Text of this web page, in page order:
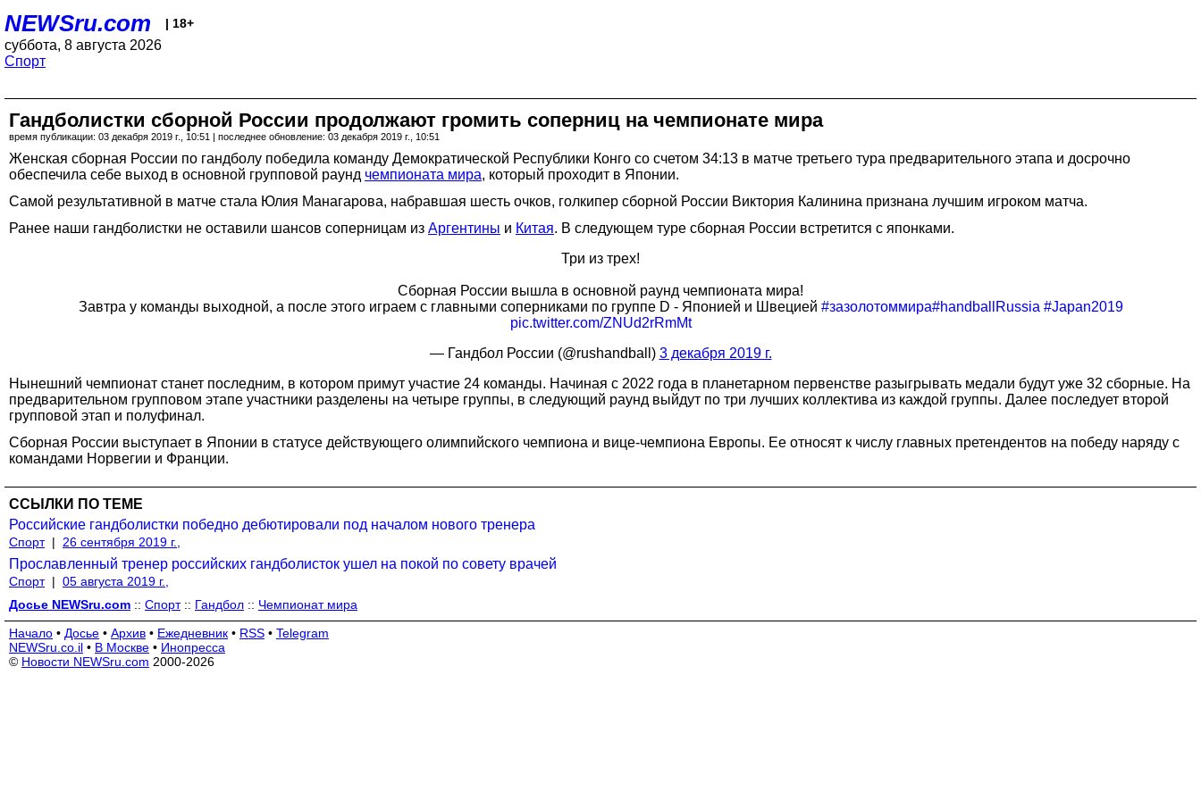
NEWSru.com | 18+
суббота, 8 августа 2026
Спорт
Гандболистки сборной России продолжают громить соперниц на чемпионате мира
время публикации: 03 декабря 2019 г., 10:51 | последнее обновление: 03 декабря 2019 г., 10:51
Женская сборная России по гандболу победила команду Демократической Республики Конго со счетом 34:13 в матче третьего тура предварительного этапа и досрочно
обеспечила себе выход в основной групповой раунд чемпионата мира, который проходит в Японии.
Самой результативной в матче стала Юлия Манагарова, набравшая шесть очков, голкипер сборной России Виктория Калинина признана лучшим игроком матча.
Ранее наши гандболистки не оставили шансов соперницам из Аргентины и Китая. В следующем туре сборная России встретится с японками.
Три из трех!
Сборная России вышла в основной раунд чемпионата мира!
Завтра у команды выходной, а после этого играем с главными соперниками по группе D - Японией и Швецией #зазолотоммира#handballRussia #Japan2019
pic.twitter.com/ZNUd2rRmMt
— Гандбол России (@rushandball) 3 декабря 2019 г.
Нынешний чемпионат станет последним, в котором примут участие 24 команды. Начиная с 2022 года в планетарном первенстве разыгрывать медали будут уже 32 сборные. На
предварительном групповом этапе участники разделены на четыре группы, в следующий раунд выйдут по три лучших коллектива из каждой группы. Далее последует второй
групповой этап и полуфинал.
Сборная России выступает в Японии в статусе действующего олимпийского чемпиона и вице-чемпиона Европы. Ее относят к числу главных претендентов на победу наряду с
командами Норвегии и Франции.
ССЫЛКИ ПО ТЕМЕ
Российские гандболистки победно дебютировали под началом нового тренера
Спорт | 26 сентября 2019 г.,
Прославленный тренер российских гандболисток ушел на покой по совету врачей
Спорт | 05 августа 2019 г.,
Досье NEWSru.com :: Спорт:: Гандбол :: Чемпионат мира
Начало • Досье • Архив • Ежедневник • RSS • Telegram
NEWSru.co.il • В Москве • Инопресса
© Новости NEWSru.com 2000-2026